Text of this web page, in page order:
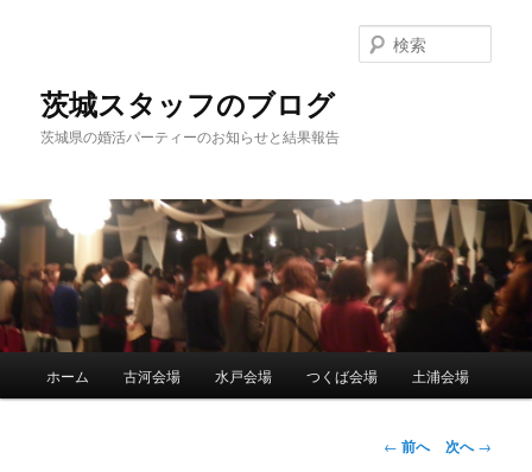
茨城スタッフのブログ
茨城県の婚活パーティーのお知らせと結果報告
索
メ
ホーム 古河会場 水戸会場 つくば会場 土浦会場
投
← 前へ 次へ→